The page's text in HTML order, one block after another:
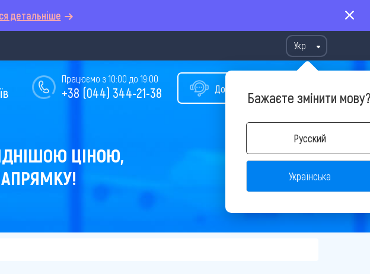
детальніше
Укр
Бажаєте змінити
Русский
Українська
Допомога у виборі туру
Працюємо з 10:00 до 19:00
+38 (044) 344-21-38
ЦІНОЮ,